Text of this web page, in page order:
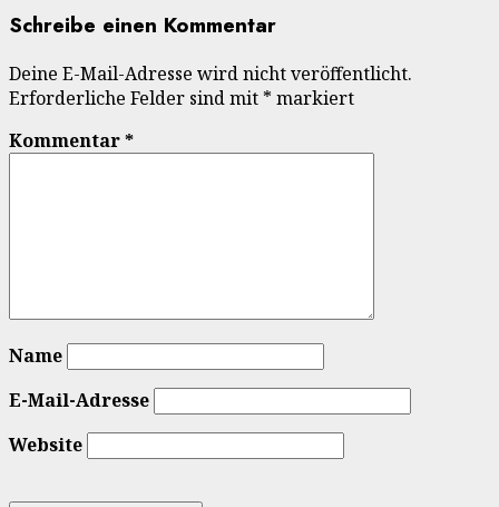
Schreibe einen Kommentar
Deine E-Mail-Adresse wird nicht veröffentlicht.
Erforderliche Felder sind mit * markiert
Kommentar*
Name
E-Mail-Adresse
Website